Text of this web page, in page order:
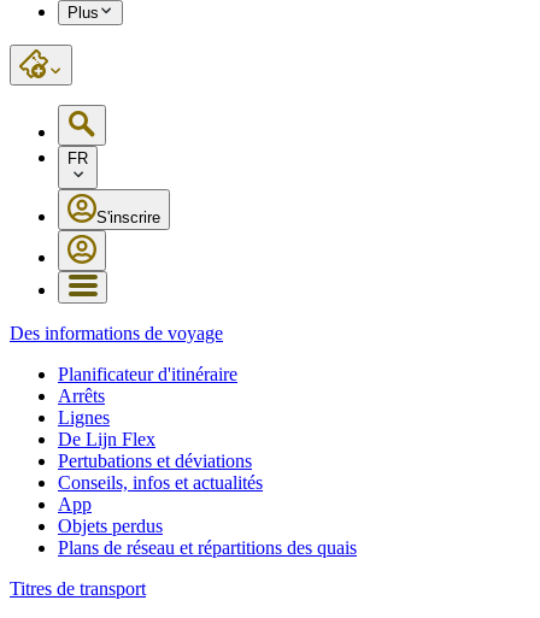
Plus
FR
S'inscrire
Des informations de voyage
Planificateur d'itinéraire
Arrêts
Lignes
De Lijn Flex
Pertubations et déviations
Conseils, infos et actualités
App
Objets perdus
Plans de réseau et répartitions des quais
Titres de transport